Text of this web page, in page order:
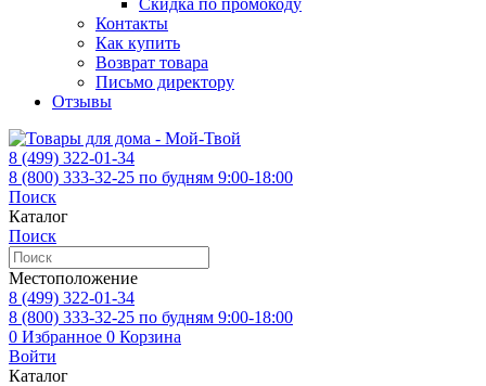
Скидка по промокоду
Контакты
Как купить
Возврат товара
Письмо директору
Отзывы
8 (499) 322-01-34
8 (800) 333-32-25 по будням 9:00-18:00
Поиск
Каталог
Поиск
Местоположение
8 (499) 322-01-34
8 (800) 333-32-25 по будням 9:00-18:00
0 Избранное 0 Корзина
Войти
Каталог